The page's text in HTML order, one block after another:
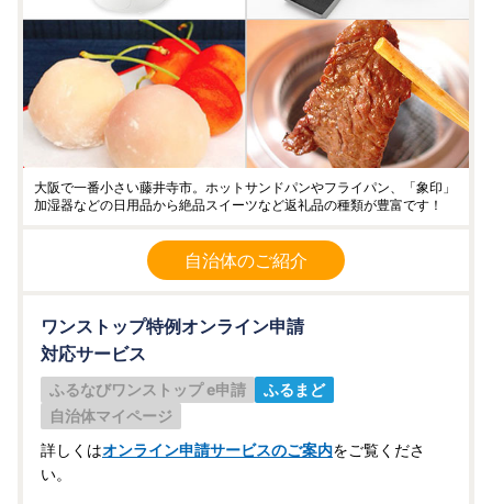
大阪で一番小さい藤井寺市。ホットサンドパンやフライパン、「象印」
加湿器などの日用品から絶品スイーツなど返礼品の種類が豊富です！
自治体のご紹介
ワンストップ特例オンライン申請
対応サービス
ふるなびワンストップ e申請
ふるまど
自治体マイページ
詳しくはオンライン申請サービスのご案内をご覧くださ
い。